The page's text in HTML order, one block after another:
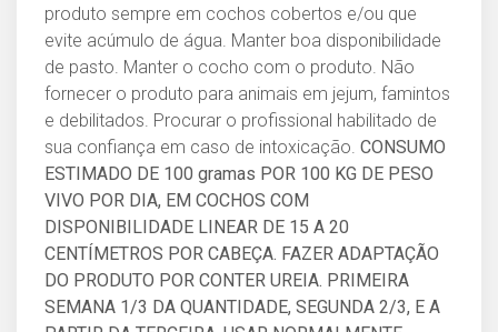
produto sempre em cochos cobertos e/ou que
evite acúmulo de água. Manter boa disponibilidade
de pasto. Manter o cocho com o produto. Não
fornecer o produto para animais em jejum, famintos
e debilitados. Procurar o profissional habilitado de
sua confiança em caso de intoxicação. CONSUMO
ESTIMADO DE 100 gramas POR 100 KG DE PESO
VIVO POR DIA, EM COCHOS COM
DISPONIBILIDADE LINEAR DE 15 A 20
CENTÍMETROS POR CABEÇA. FAZER ADAPTAÇÃO
DO PRODUTO POR CONTER UREIA. PRIMEIRA
SEMANA 1/3 DA QUANTIDADE, SEGUNDA 2/3, E A